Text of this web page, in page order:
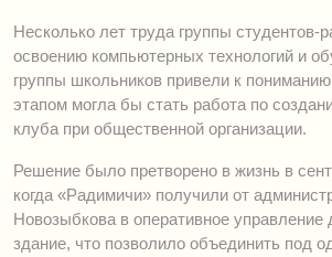
Несколько лет труда группы студентов-
освоению компьютерных технологий и
группы школьников привели к
этапом могла бы стать работа по
клуба при общественной организации.
Решение было претворено в жизнь в
когда «Радимичи» получили от
Новозыбкова в оперативное управление
здание, что позволило объединить под